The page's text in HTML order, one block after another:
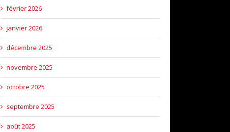
février 2026
janvier 2026
décembre 2025
novembre 2025
octobre 2025
septembre 2025
août 2025